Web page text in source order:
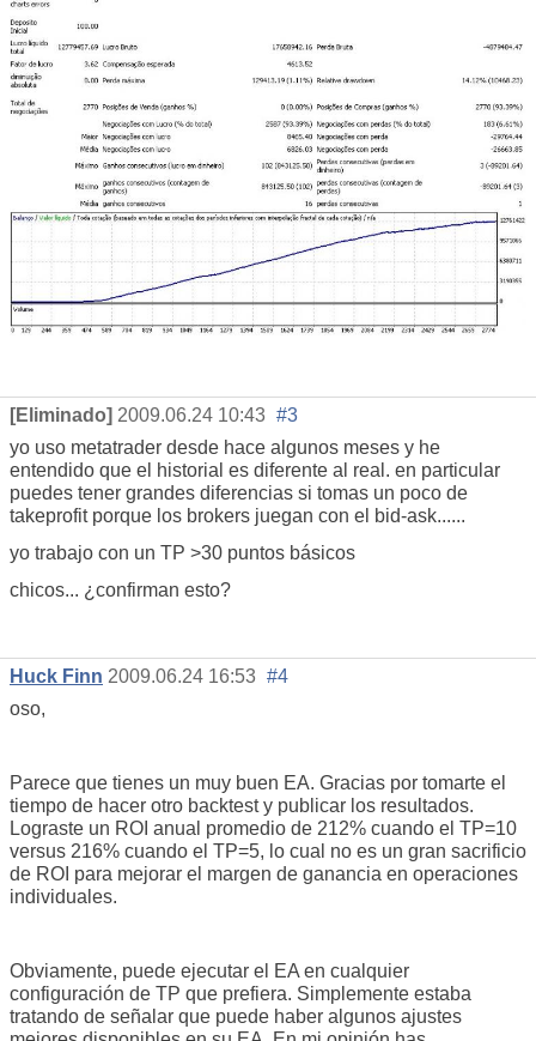
[Eliminado] 2009.06.24 10:43 #3
yo uso metatrader desde hace algunos meses y he
entendido que el historial es diferente al real. en particular
puedes tener grandes diferencias si tomas un poco de
takeprofit porque los brokers juegan con el bid-ask......
yo trabajo con un TP >30 puntos básicos
chicos... ¿confirman esto?
Huck Finn 2009.06.24 16:53 #4
oso,
Parece que tienes un muy buen EA. Gracias por tomarte el
tiempo de hacer otro backtest y publicar los resultados.
Lograste un ROI anual promedio de 212% cuando el TP=10
versus 216% cuando el TP=5, lo cual no es un gran sacrificio
de ROI para mejorar el margen de ganancia en operaciones
individuales.
Obviamente, puede ejecutar el EA en cualquier
configuración de TP que prefiera. Simplemente estaba
tratando de señalar que puede haber algunos ajustes